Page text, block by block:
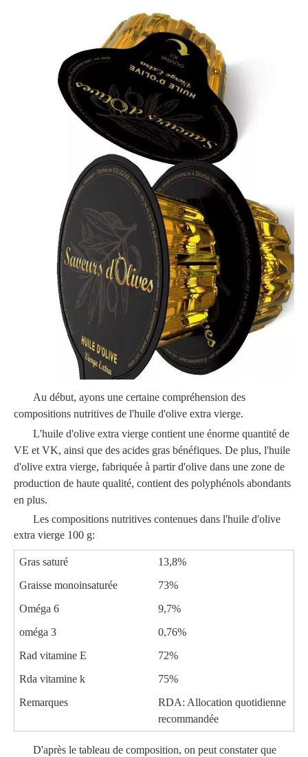
Au début, ayons une certaine compréhension des
compositions nutritives de l'huile d'olive extra vierge.
L'huile d'olive extra vierge contient une énorme quantité de
VE et VK, ainsi que des acides gras bénéfiques. De plus, l'huile
d'olive extra vierge, fabriquée à partir d'olive dans une zone de
production de haute qualité, contient des polyphénols abondants
en plus.
Les compositions nutritives contenues dans l'huile d'olive
extra vierge 100 g:
Gras saturé
13,8%
Graisse monoinsaturée
73%
Oméga 6
9,7%
oméga 3
0,76%
Rad vitamine E
72%
Rda vitamine k
75%
Remarques
RDA: Allocation quotidienne
recommandée
D'après le tableau de composition, on peut constater que